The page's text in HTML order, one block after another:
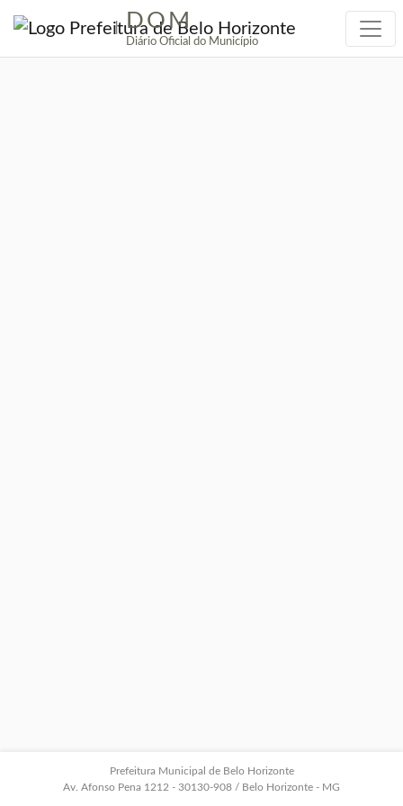
| DOM
Diário Oficial do Município
Prefeitura Municipal de Belo Horizonte
Av. Afonso Pena 1212 - 30130-908 / Belo Horizonte - MG